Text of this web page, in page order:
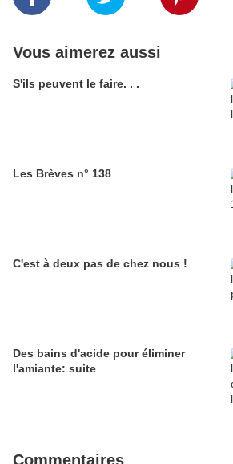
Vous aimerez aussi
S'ils peuvent le faire. . .
Les Brèves n° 138
C'est à deux pas de chez nous !
Des bains d'acide pour éliminer
l'amiante: suite
Commentaires